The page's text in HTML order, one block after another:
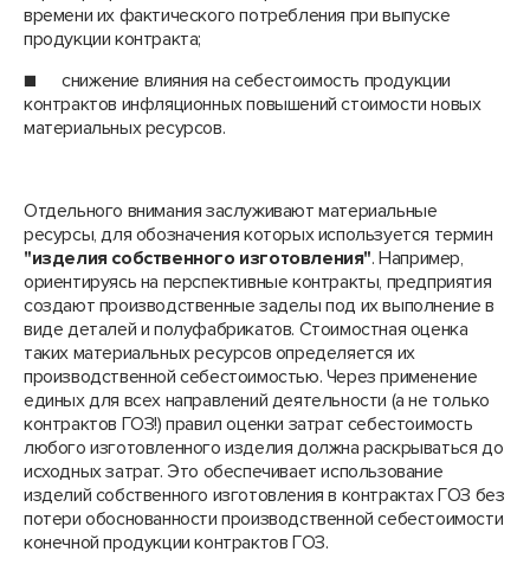
времени их фактического потребления при выпуске
продукции контракта;
■ снижение влияния на себестоимость продукции
контрактов инфляционных повышений стоимости новых
материальных ресурсов.
Отдельного внимания заслуживают материальные
ресурсы, для обозначения которых используется термин
"изделия собственного изготовления". Например,
ориентируясь на перспективные контракты, предприятия
создают производственные заделы под их выполнение в
виде деталей и полуфабрикатов. Стоимостная оценка
таких материальных ресурсов определяется их
производственной себестоимостью. Через применение
единых для всех направлений деятельности (а не только
контрактов ГОЗ!) правил оценки затрат себестоимость
любого изготовленного изделия должна раскрываться до
исходных затрат. Это обеспечивает использование
изделий собственного изготовления в контрактах ГОЗ без
потери обоснованности производственной себестоимости
конечной продукции контрактов ГОЗ.